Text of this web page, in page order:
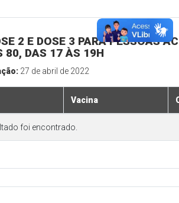
2 E DOSE 3 PARA PESSOAS
80, DAS 17 ÀS 19H
27 de abril de 2022
Vacina
foi encontrado.